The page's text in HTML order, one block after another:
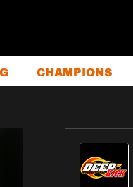
CHAMPIONS